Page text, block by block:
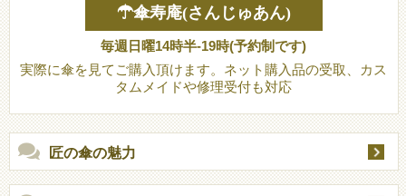
☂傘寿庵(さんじゅあん)
毎週日曜14時半-19時(予約制です)
実際に傘を見てご購入頂けます。ネット購入品の受取、カス
タムメイドや修理受付も対応
匠の傘の魅力